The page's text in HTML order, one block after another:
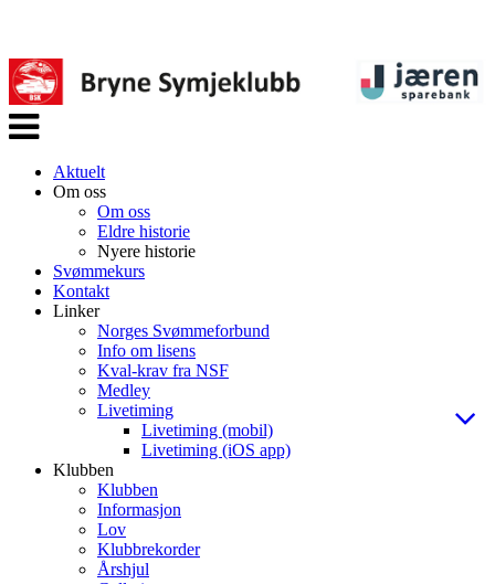
Veksle
navigasjon
Aktuelt
Om oss
Om oss
Eldre historie
Nyere historie
Svømmekurs
Kontakt
Linker
Norges Svømmeforbund
Info om lisens
Kval-krav fra NSF
Medley
Livetiming
Livetiming (mobil)
Livetiming (iOS app)
Klubben
Klubben
Informasjon
Lov
Klubbrekorder
Årshjul